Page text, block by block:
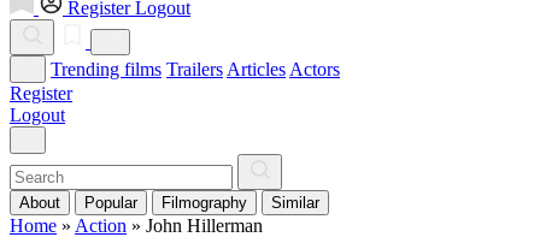
Register Logout
Trending films Trailers Articles Actors
Register
Logout
About Popular Filmography Similar
Home » Action » John Hillerman